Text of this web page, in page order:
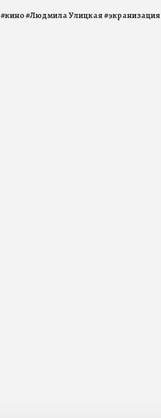
#кино#Людмила Улицкая#экранизация